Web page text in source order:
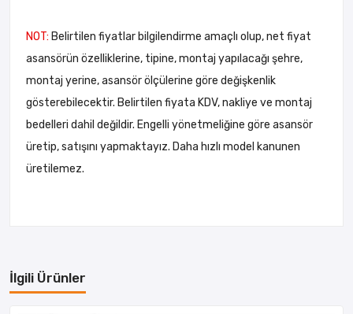
NOT: Belirtilen fiyatlar bilgilendirme amaçlı olup, net fiyat
asansörün özelliklerine, tipine, montaj yapılacağı şehre,
montaj yerine, asansör ölçülerine göre değişkenlik
gösterebilecektir. Belirtilen fiyata KDV, nakliye ve montaj
bedelleri dahil değildir. Engelli yönetmeliğine göre asansör
üretip, satışını yapmaktayız. Daha hızlı model kanunen
üretilemez.
İlgili Ürünler